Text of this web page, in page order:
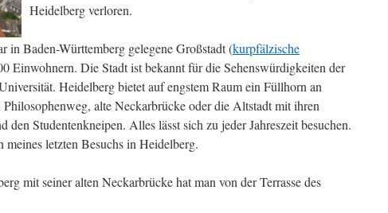
Heidelberg verloren.
in Baden-Württemberg gelegene Großstadt (kurpfälzische
Einwohnern. Die Stadt ist bekannt für die Sehenswürdigkeiten der
Heidelberg bietet auf engstem Raum ein Füllhorn an
alte Neckarbrücke oder die Altstadt mit ihren
den Studentenkneipen. Alles lässt sich zu jeder Jahreszeit besuchen.
meines letzten Besuchs in Heidelberg.
mit seiner alten Neckarbrücke hat man von der Terrasse des